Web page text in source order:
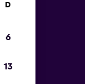
D
6
13